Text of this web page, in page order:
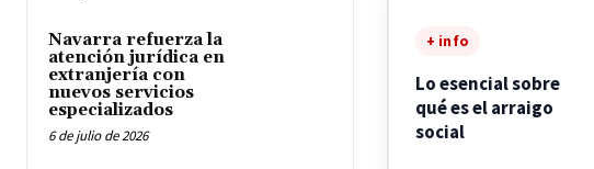
Navarra refuerza la
atención jurídica en
extranjería con
nuevos servicios
especializados
6 de julio de 2026
+ info
Lo esencial sobre
qué es el arraigo
social